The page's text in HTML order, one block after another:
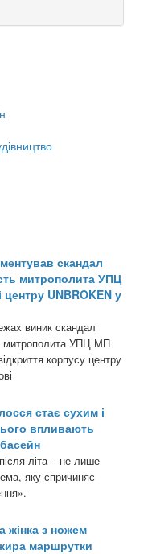
скандал
митрополита УПЦ
центру UNBROKEN у
виник скандал
митрополита УПЦ МП
корпусу центру
стає сухим і
впливають
літа – не лише
яку спричиняє
жінка з ножем
маршрутки